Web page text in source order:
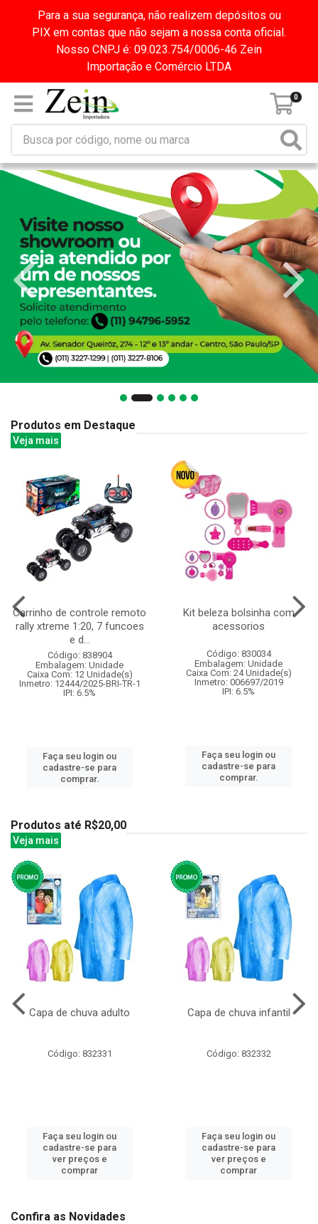
Para a sua segurança, não realizem depósitos ou
PIX em contas que não sejam a nossa conta oficial.
Nosso CNPJ é: 09.023.754/0006-46 Zein
Importação e Comércio LTDA
0
Produtos em Destaque
Veja mais
Carrinho de controle remoto
rally xtreme 1:20, 7 funcoes
e d...
Código: 838904
Embalagem: Unidade
Caixa Com: 12 Unidade(s)
Inmetro: 12444/2025-BRI-TR-1
IPI: 6.5%
Faça seu login ou
cadastre-se para
comprar.
Kit beleza bolsinha com
acessorios
Código: 830034
Embalagem: Unidade
Caixa Com: 24 Unidade(s)
Inmetro: 006697/2019
IPI: 6.5%
Faça seu login ou
cadastre-se para
comprar.
Produtos até R$20,00
Veja mais
Capa de chuva adulto
Código: 832331
Faça seu login ou
cadastre-se para
ver preços e
comprar
Capa de chuva infantil
Código: 832332
Faça seu login ou
cadastre-se para
ver preços e
comprar
Confira as Novidades